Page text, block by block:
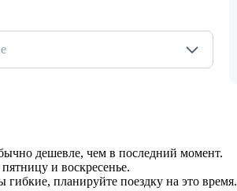
дешевле, чем в последний момент.
и воскресенье.
планируйте поездку на это время.